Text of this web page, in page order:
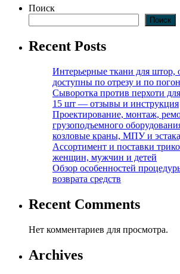
Поиск
Поиск
Recent Posts
Интерьерные ткани для штор,
доступны по отрезу и по
Сыворотка против перхоти
15 шт — отзывы и инструкция
Проектирование, монтаж,
грузоподъемного
козловые краны, МПУ и
Ассортимент и поставки
женщин, мужчин и детей
Обзор особенностей
возврата средств
Recent Comments
Нет комментариев для просмотра.
Archives